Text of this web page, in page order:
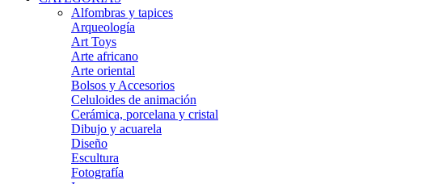
Alfombras y tapices
Arqueología
Art Toys
Arte africano
Arte oriental
Bolsos y Accesorios
Celuloides de animación
Cerámica, porcelana y cristal
Dibujo y acuarela
Diseño
Escultura
Fotografía